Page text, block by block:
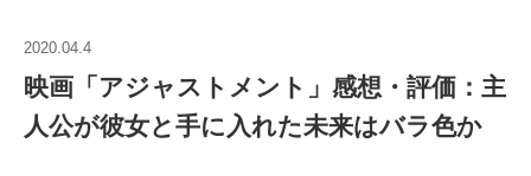
2020.04.4
映画「アジャストメント」感想・評価：主
人公が彼女と手に入れた未来はバラ色か